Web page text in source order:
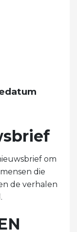
om
die
de verhalen